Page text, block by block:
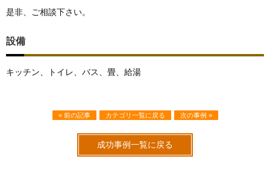
是非、ご相談下さい。
設備
キッチン、トイレ、バス、畳、給湯
« 前の記事 カテゴリ一覧に戻る 次の事例 »
成功事例一覧に戻る